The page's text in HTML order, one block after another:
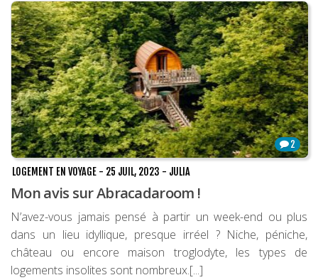
2
LOGEMENT EN VOYAGE - 25 JUIL, 2023 - JULIA
Mon avis sur Abracadaroom !
N’avez-vous jamais pensé à partir un week-end ou plus
dans un lieu idyllique, presque irréel ? Niche, péniche,
château ou encore maison troglodyte, les types de
logements insolites sont nombreux.[...]